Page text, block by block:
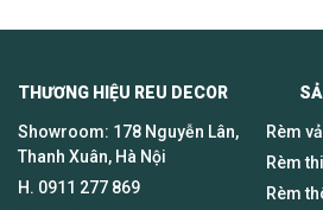
THƯƠNG HIỆU REU DECOR
Showroom: 178 Nguyễn Lân,
Thanh Xuân, Hà Nội
H. 0911 277 869
Rèm
Rèm
Rèm